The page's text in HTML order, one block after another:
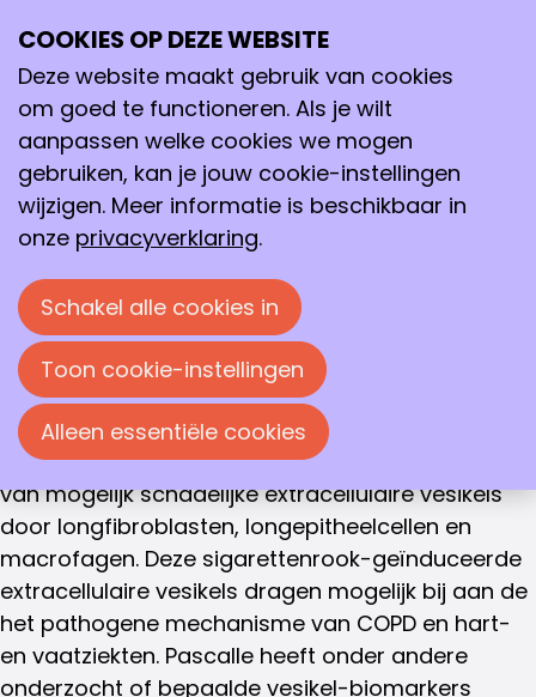
Pascalle van Eijck
Investigating the effect of cigarette smoke
extract on the release of exosomes by different
cell types and the underlying mechanism, Zuyd
Hogeschool
De jury van de Gouden Spatel heeft dit jaar de
scriptie van Pascalle van Eijck, geschreven in het
kader van haar hbo opleiding Biomedische
wetenschappen aan de Zuyd Hogeschool,
genomineerd voor de Gouden Spatel 2017.
Pascalle heeft onderzoek gedaan naar de invloed
van stoffen in sigarettenrook op de uitscheiding
van mogelijk schadelijke extracellulaire vesikels
door longfibroblasten, longepitheelcellen en
macrofagen. Deze sigarettenrook-geïnduceerde
extracellulaire vesikels dragen mogelijk bij aan de
het pathogene mechanisme van COPD en hart-
en vaatziekten. Pascalle heeft onder andere
onderzocht of bepaalde vesikel-biomarkers
COOKIES OP DEZE WEBSITE
Deze website maakt gebruik van cookies
om goed te functioneren. Als je wilt
aanpassen welke cookies we mogen
gebruiken, kan je jouw cookie-instellingen
wijzigen. Meer informatie is beschikbaar in
onze privacyverklaring.
Schakel alle cookies in
Toon cookie-instellingen
Alleen essentiële cookies